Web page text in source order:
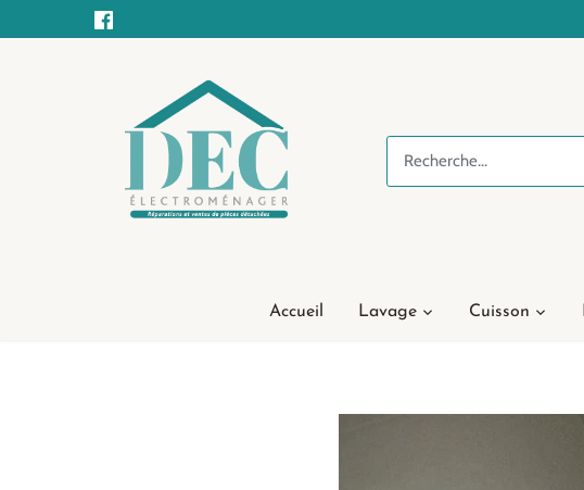
Accueil Lavage Cuisson